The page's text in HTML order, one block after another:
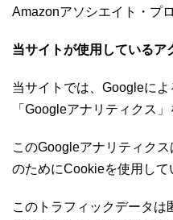
Amazonアソシエイト・プ
当サイトが使用しているア
当サイトでは、Googleに
「Googleアナリティクス
このGoogleアナリティク
のためにCookieを使用して
このトラフィックデータは